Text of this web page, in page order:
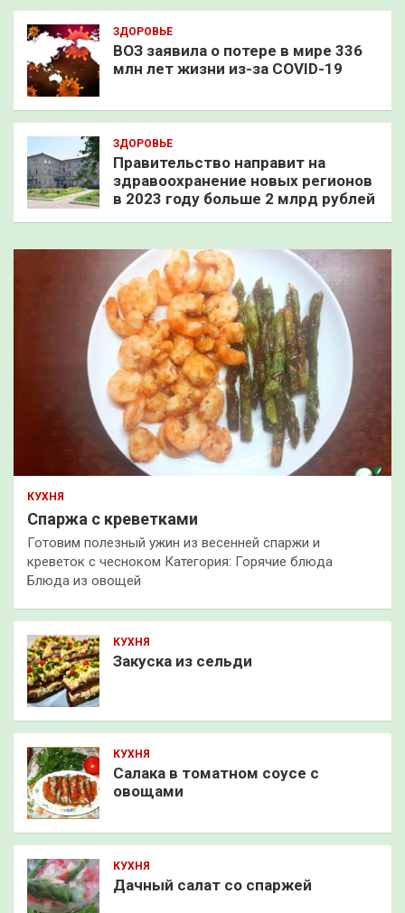
ЗДОРОВЬЕ
ВОЗ заявила о потере в мире 336
млн лет жизни из-за COVID-19
ЗДОРОВЬЕ
Правительство направит на
здравоохранение новых регионов
в 2023 году больше 2 млрд рублей
КУХНЯ
Спаржа с креветками
Готовим полезный ужин из весенней спаржи и
креветок с чесноком Категория: Горячие блюда
Блюда из овощей
КУХНЯ
Закуска из сельди
КУХНЯ
Салака в томатном соусе с
овощами
КУХНЯ
Дачный салат со спаржей